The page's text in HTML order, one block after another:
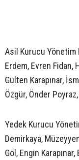
Asil Kurucu Yönetim
Erdem, Evren Fidan,
Gülten Karapınar,
Özgür, Önder
Yedek Kurucu
Demirkaya,
Göl, Engin